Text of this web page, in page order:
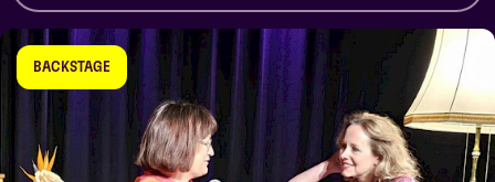
BACKSTAGE